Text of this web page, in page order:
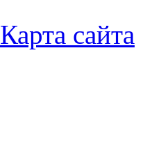
Карта сайта